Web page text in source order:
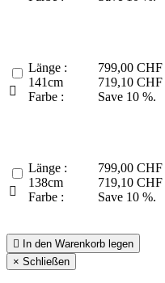

Länge :
141cm
Farbe :
799,00 CHF
719,10 CHF
Save 10 %.

Länge :
138cm
Farbe :
799,00 CHF
719,10 CHF
Save 10 %.
 In den Warenkorb legen
× Schließen